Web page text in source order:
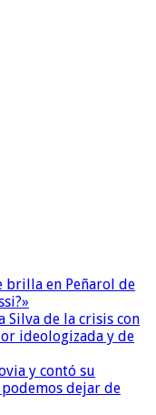
brilla en Peñarol de
Silva de la crisis con
ideologizada y de
y contó su
dejar de